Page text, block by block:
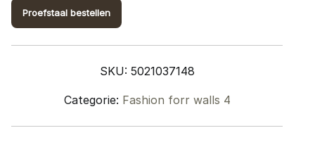
4;
design
1037148
Proefstaal bestellen
SKU: 5021037148
Categorie: Fashion forr walls 4